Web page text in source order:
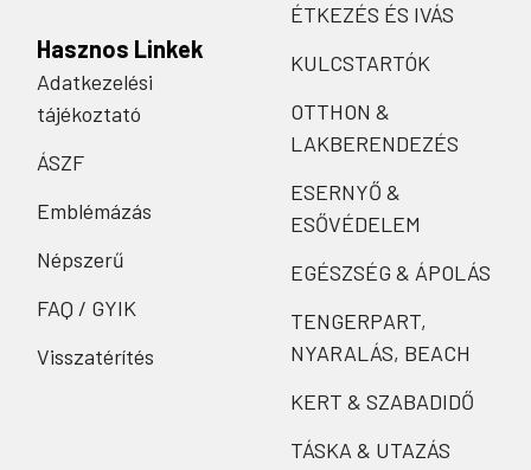
Hasznos Linkek
Adatkezelési
tájékoztató
ÁSZF
Emblémázás
Népszerű
FAQ / GYIK
Visszatérítés
ÉTKEZÉS ÉS IVÁS
KULCSTARTÓK
OTTHON &
LAKBERENDEZÉS
ESERNYŐ &
ESŐVÉDELEM
EGÉSZSÉG & ÁPOLÁS
TENGERPART,
NYARALÁS, BEACH
KERT & SZABADIDŐ
TÁSKA & UTAZÁS